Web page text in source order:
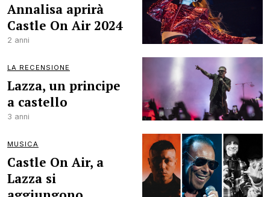
Annalisa aprirà
Castle On Air 2024
2 anni
LA RECENSIONE
Lazza, un principe
a castello
3 anni
MUSICA
Castle On Air, a
Lazza si